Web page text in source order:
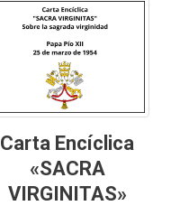
Carta Encíclica
«SACRA
VIRGINITAS»